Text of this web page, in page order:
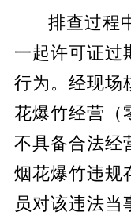
排查过程
一起许可证过
行为。经现场
花爆竹经营（
不具备合法经
烟花爆竹违规
员对该违法当